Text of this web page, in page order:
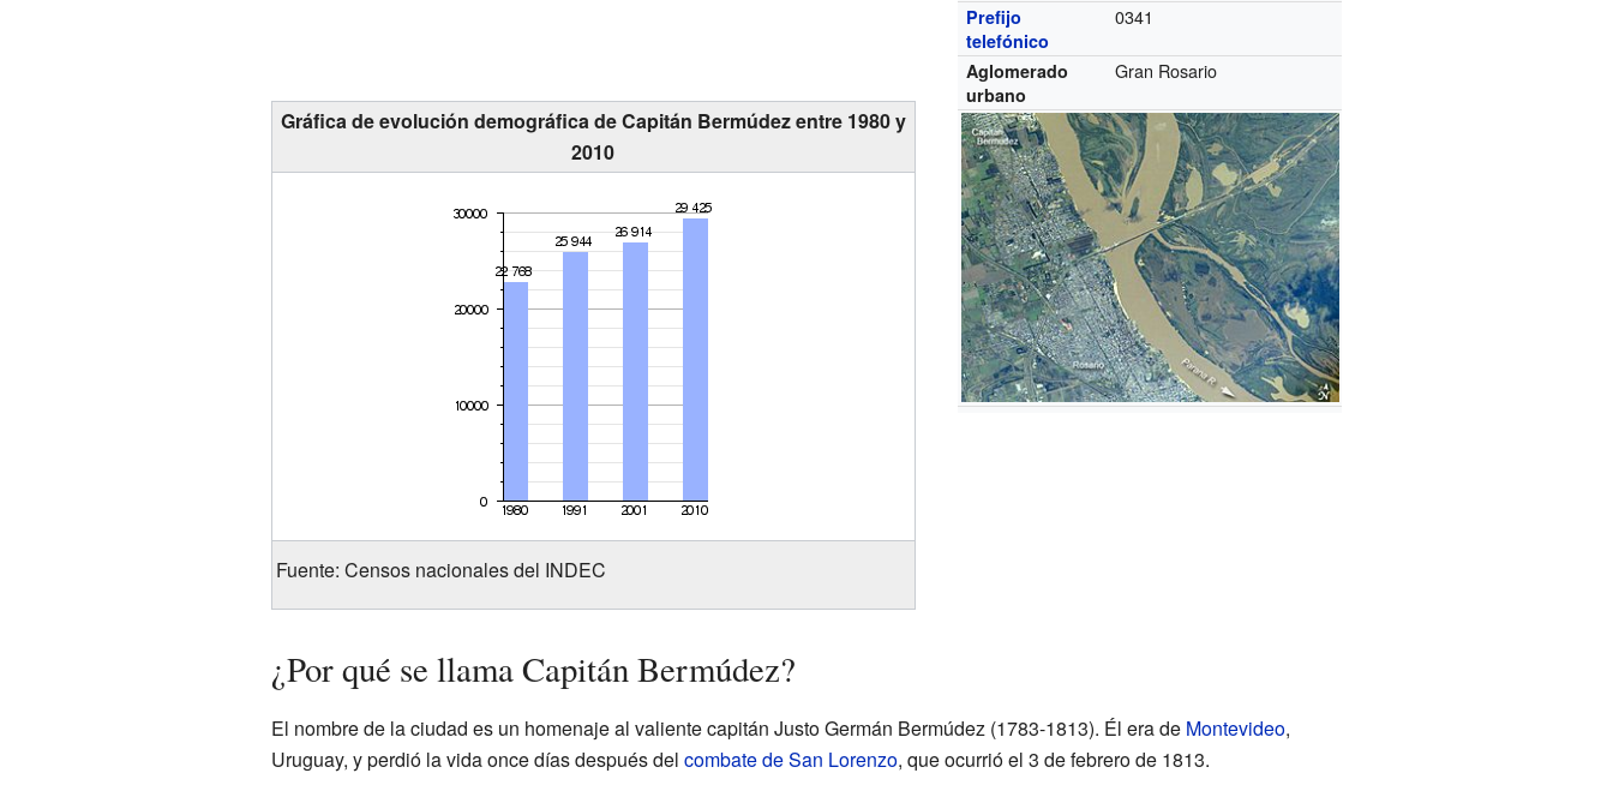
Prefijo
telefónico
0341
Aglomerado
urbano
Gran Rosario
Gráfica de evolución demográfica de Capitán Bermúdez entre 1980 y
2010
Fuente: Censos nacionales del INDEC
¿Por qué se llama Capitán Bermúdez?
El nombre de la ciudad es un homenaje al valiente capitán Justo Germán Bermúdez (1783-1813). Él era de Montevideo,
Uruguay, y perdió la vida once días después del combate de San Lorenzo, que ocurrió el 3 de febrero de 1813.